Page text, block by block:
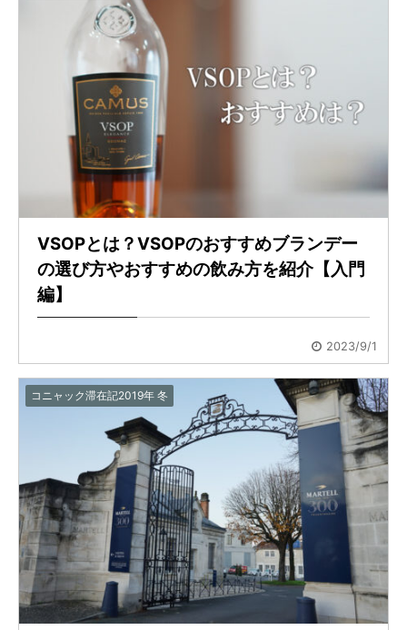
VSOPとは？VSOPのおすすめブランデー
の選び方やおすすめの飲み方を紹介【入門
編】
2023/9/1
コニャック滞在記2019年 冬